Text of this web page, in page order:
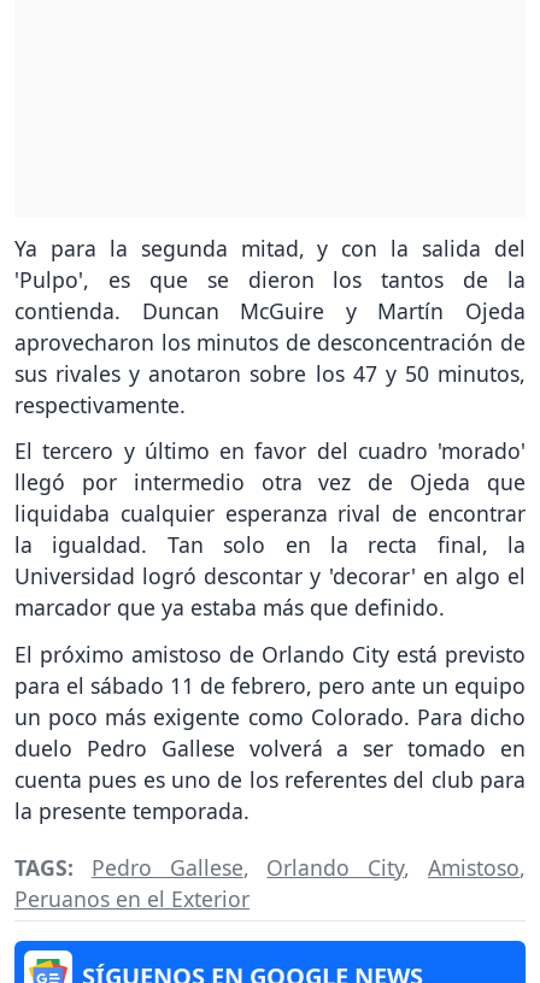
Ya para la segunda mitad, y con la salida del
'Pulpo', es que se dieron los tantos de la
contienda. Duncan McGuire y Martín Ojeda
aprovecharon los minutos de desconcentración de
sus rivales y anotaron sobre los 47 y 50 minutos,
respectivamente.
El tercero y último en favor del cuadro 'morado'
llegó por intermedio otra vez de Ojeda que
liquidaba cualquier esperanza rival de encontrar
la igualdad. Tan solo en la recta final, la
Universidad logró descontar y 'decorar' en algo el
marcador que ya estaba más que definido.
El próximo amistoso de Orlando City está previsto
para el sábado 11 de febrero, pero ante un equipo
un poco más exigente como Colorado. Para dicho
duelo Pedro Gallese volverá a ser tomado en
cuenta pues es uno de los referentes del club para
la presente temporada.
TAGS: Pedro Gallese, Orlando City,Amistoso,
Peruanos en el Exterior
SÍGUENOS EN GOOGLE NEWS